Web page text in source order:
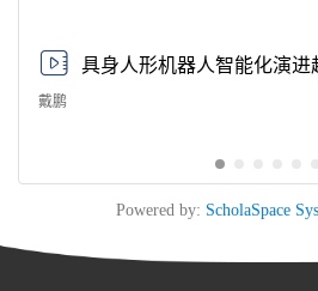
具身人形机器人智能化演进
戴鹏
Powered by: ScholaSpace